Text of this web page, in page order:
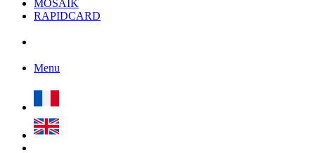
MOSAIK
RAPIDCARD
Menu